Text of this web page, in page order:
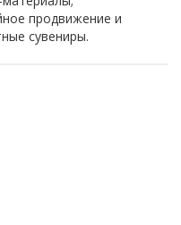
продвижение и
сувениры.